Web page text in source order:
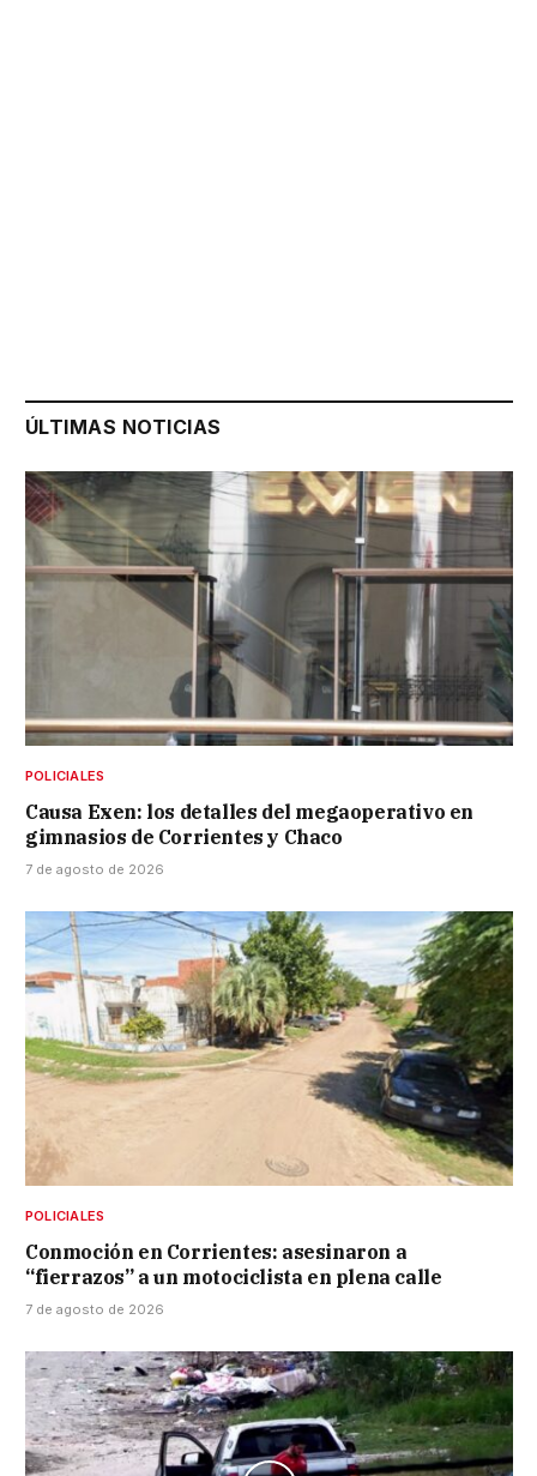
ÚLTIMAS NOTICIAS
POLICIALES
Causa Exen: los detalles del megaoperativo en
gimnasios de Corrientes y Chaco
7 de agosto de 2026
POLICIALES
Conmoción en Corrientes: asesinaron a
“fierrazos” a un motociclista en plena calle
7 de agosto de 2026